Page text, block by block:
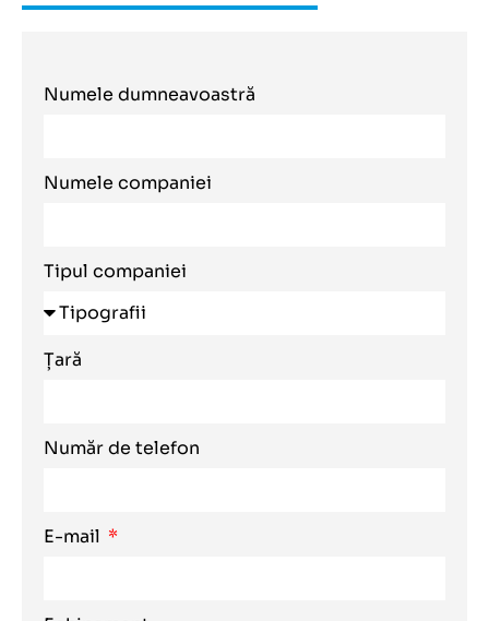
Numele dumneavoastră
Numele companiei
Tipul companiei
Țară
Număr de telefon
E-mail